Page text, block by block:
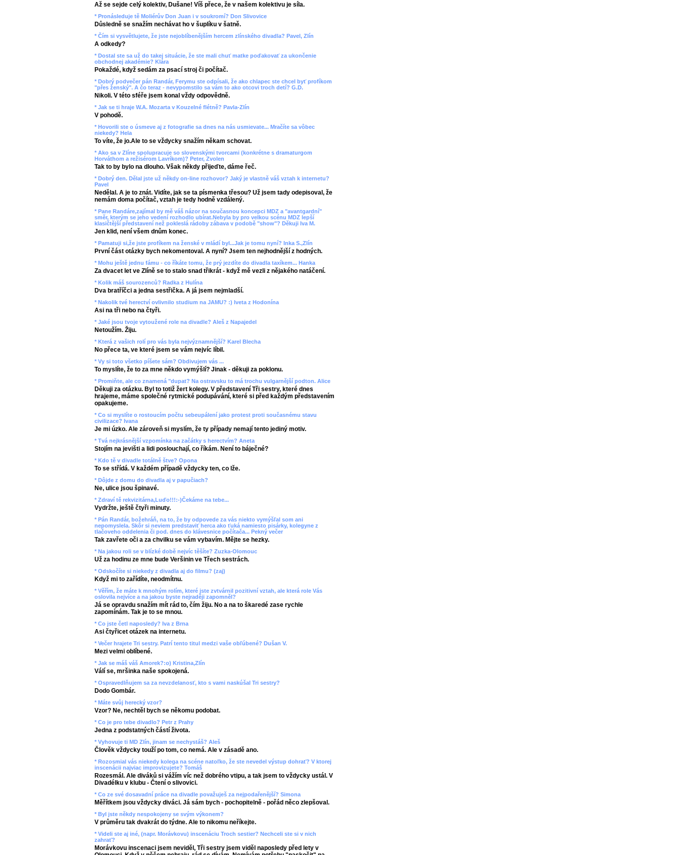
Až se sejde celý kolektiv, Dušane! Víš přece, že v našem kolektivu je síla.
* Pronásleduje tě Moliérův Don Juan i v soukromí? Don Slivovice
Důsledně se snažím nechávat ho v šuplíku v šatně.
* Čím si vysvětlujete, že jste nejoblíbenějším hercem zlínského divadla? Pavel, Zlín
A odkedy?
* Dostal ste sa už do takej situácie, že ste mali chuť matke poďakovať za ukončenie
obchodnej akadémie? Klára
Pokaždé, když sedám za psací stroj či počítač.
* Dobrý podvečer pán Randár, Ferymu ste odpísali, že ako chlapec ste chcel byť profíkom
"přes ženský". A čo teraz - nevypomstilo sa vám to ako otcovi troch detí? G.D.
Nikoli. V této sféře jsem konal vždy odpovědně.
* Jak se ti hraje W.A. Mozarta v Kouzelné flétně? Pavla-Zlín
V pohodě.
* Hovorili ste o úsmeve aj z fotografie sa dnes na nás usmievate... Mračíte sa vôbec
niekedy? Hela
To víte, že jo.Ale to se vždycky snažím někam schovat.
* Ako sa v Zlíne spolupracuje so slovenskými tvorcami (konkrétne s dramaturgom
Horváthom a režisérom Lavríkom)? Peter, Zvolen
Tak to by bylo na dlouho. Však někdy přijeďte, dáme řeč.
* Dobrý den. Dělal jste už někdy on-line rozhovor? Jaký je vlastně váš vztah k internetu?
Pavel
Nedělal. A je to znát. Vidíte, jak se ta písmenka třesou? Už jsem tady odepisoval, že
nemám doma počítač, vztah je tedy hodně vzdálený.
* Pane Randáre,zajímal by mě váš názor na současnou koncepci MDZ a "avantgardní"
směr, kterým se jeho vedení rozhodlo ubírat.Nebyla by pro velkou scénu MDZ lepší
klasičtější představení než pokleslá rádoby zábava v podobě "show"? Děkuji Iva M.
Jen klid, není všem dnům konec.
* Pamatuji si,že jste profíkem na ženské v mládí byl...Jak je tomu nyní? Inka S.,Zlín
První část otázky bych nekomentoval. A nyní? Jsem ten nejhodnější z hodných.
* Mohu ještě jednu fámu - co říkáte tomu, že prý jezdíte do divadla taxíkem... Hanka
Za dvacet let ve Zlíně se to stalo snad třikrát - když mě vezli z nějakého natáčení.
* Kolik máš sourozenců? Radka z Hulína
Dva bratříčci a jedna sestřička. A já jsem nejmladší.
* Nakolik tvé herectví ovlivnilo studium na JAMU? :) Iveta z Hodonína
Asi na tři nebo na čtyři.
* Jaké jsou tvoje vytoužené role na divadle? Aleš z Napajedel
Netoužím. Žiju.
* Která z vašich rolí pro vás byla nejvýznamnější? Karel Blecha
No přece ta, ve které jsem se vám nejvíc líbil.
* Vy si toto všetko píšete sám? Obdivujem vás ...
To myslíte, že to za mne někdo vymýšlí? Jinak - děkuji za poklonu.
* Promiňte, ale co znamená "dupat? Na ostravsku to má trochu vulgarnější podton. Alice
Děkuji za otázku. Byl to totiž žert kolegy. V představení Tři sestry, které dnes
hrajeme, máme společné rytmické podupávání, které si před každým představením
opakujeme.
* Co si myslíte o rostoucím počtu sebeupálení jako protest proti současnému stavu
civilizace? Ivana
Je mi úzko. Ale zároveň si myslím, že ty případy nemají tento jediný motiv.
* Tvá nejkrásnější vzpomínka na začátky s herectvím? Aneta
Stojím na jevišti a lidi poslouchají, co říkám. Není to báječné?
* Kdo tě v divadle totálně štve? Opona
To se střídá. V každém případě vždycky ten, co lže.
* Dôjde z domu do divadla aj v papučiach?
Ne, ulice jsou špinavé.
* Zdraví tě rekvizitárna,Luďo!!!:-)Čekáme na tebe...
Vydržte, ještě čtyři minuty.
* Pán Randár, božehráň, na to, že by odpovede za vás niekto vymýšľal som ani
nepomyslela. Skôr si neviem predstaviť herca ako ťuká namiesto pisárky, kolegyne z
tlačoveho oddelenia či pod. dnes do klávesnice počítača... Pekný večer
Tak zavřete oči a za chvilku se vám vybavím. Mějte se hezky.
* Na jakou roli se v blízké době nejvíc těšíte? Zuzka-Olomouc
Už za hodinu ze mne bude Veršinin ve Třech sestrách.
* Odskočíte si niekedy z divadla aj do filmu? (zaj)
Když mi to zařídíte, neodmítnu.
* Věřím, že máte k mnohým rolím, které jste zvtvárnil pozitivní vztah, ale která role Vás
oslovila nejvíce a na jakou byste nejraději zapomněl?
Já se opravdu snažím mít rád to, čím žiju. No a na to škaredé zase rychle
zapomínám. Tak je to se mnou.
* Co jste četl naposledy? Iva z Brna
Asi čtyřicet otázek na internetu.
* Večer hrajete Tri sestry. Patrí tento titul medzi vaše obľúbené? Dušan V.
Mezi velmi oblíbené.
* Jak se máš váš Amorek?:o) Kristina,Zlín
Válí se, mršinka naše spokojená.
* Ospravedlňujem sa za nevzdelanosť, kto s vami naskúšal Tri sestry?
Dodo Gombár.
* Máte svůj herecký vzor?
Vzor? Ne, nechtěl bych se někomu podobat.
* Co je pro tebe divadlo? Petr z Prahy
Jedna z podstatných částí života.
* Vyhovuje ti MD Zlín, jinam se nechystáš? Aleš
Člověk vždycky touží po tom, co nemá. Ale v zásadě ano.
* Rozosmial vás niekedy kolega na scéne natoľko, že ste nevedel výstup dohrať? V ktorej
inscenácii najviac improvizujete? Tomáš
Rozesmál. Ale diváků si vážím víc než dobrého vtipu, a tak jsem to vždycky ustál. V
Divadélku v klubu - Čtení o slivovici.
* Co ze své dosavadní práce na divadle považuješ za nejpodařenější? Simona
Měřítkem jsou vždycky diváci. Já sám bych - pochopitelně - pořád něco zlepšoval.
* Byl jste někdy nespokojeny se svým výkonem?
V průměru tak dvakrát do týdne. Ale to nikomu neříkejte.
* Videli ste aj iné, (napr. Morávkovu) inscenáciu Troch sestier? Nechceli ste si v nich
zahrať?
Morávkovu inscenaci jsem neviděl, Tři sestry jsem viděl naposledy před lety v